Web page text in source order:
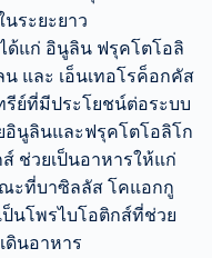
ระยะยาว
แก่ อินูลิน ฟรุคโตโอลิ
และ เอ็นเทอโรค็อกคัส
รีย์ที่มีประโยชน์ต่อระบบ
อินูลินและฟรุคโตโอลิโก
ช่วยเป็นอาหารให้แก่
ะที่บาซิลลัส โคแอกกู
ป็นโพรไบโอติกส์ที่ช่วย
ดินอาหาร